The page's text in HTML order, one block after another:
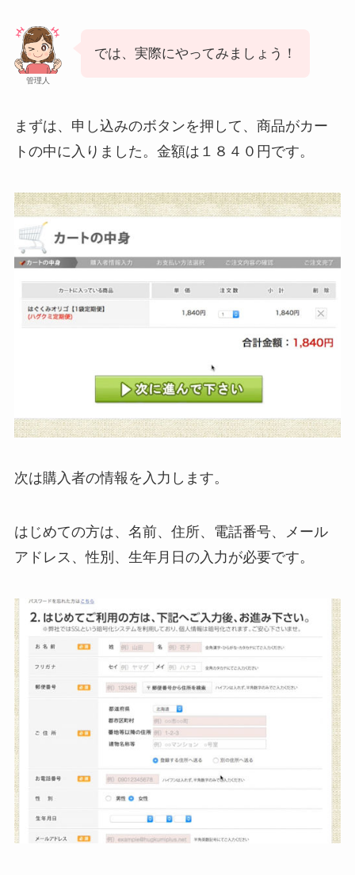
管理人
では、実際にやってみましょう！
まずは、申し込みのボタンを押して、商品がカー
トの中に入りました。金額は１８４０円です。
次は購入者の情報を入力します。
はじめての方は、名前、住所、電話番号、メール
アドレス、性別、生年月日の入力が必要です。